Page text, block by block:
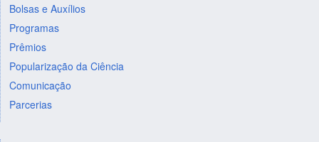
Bolsas e Auxílios
Programas
Prêmios
Popularização da Ciência
Comunicação
Parcerias